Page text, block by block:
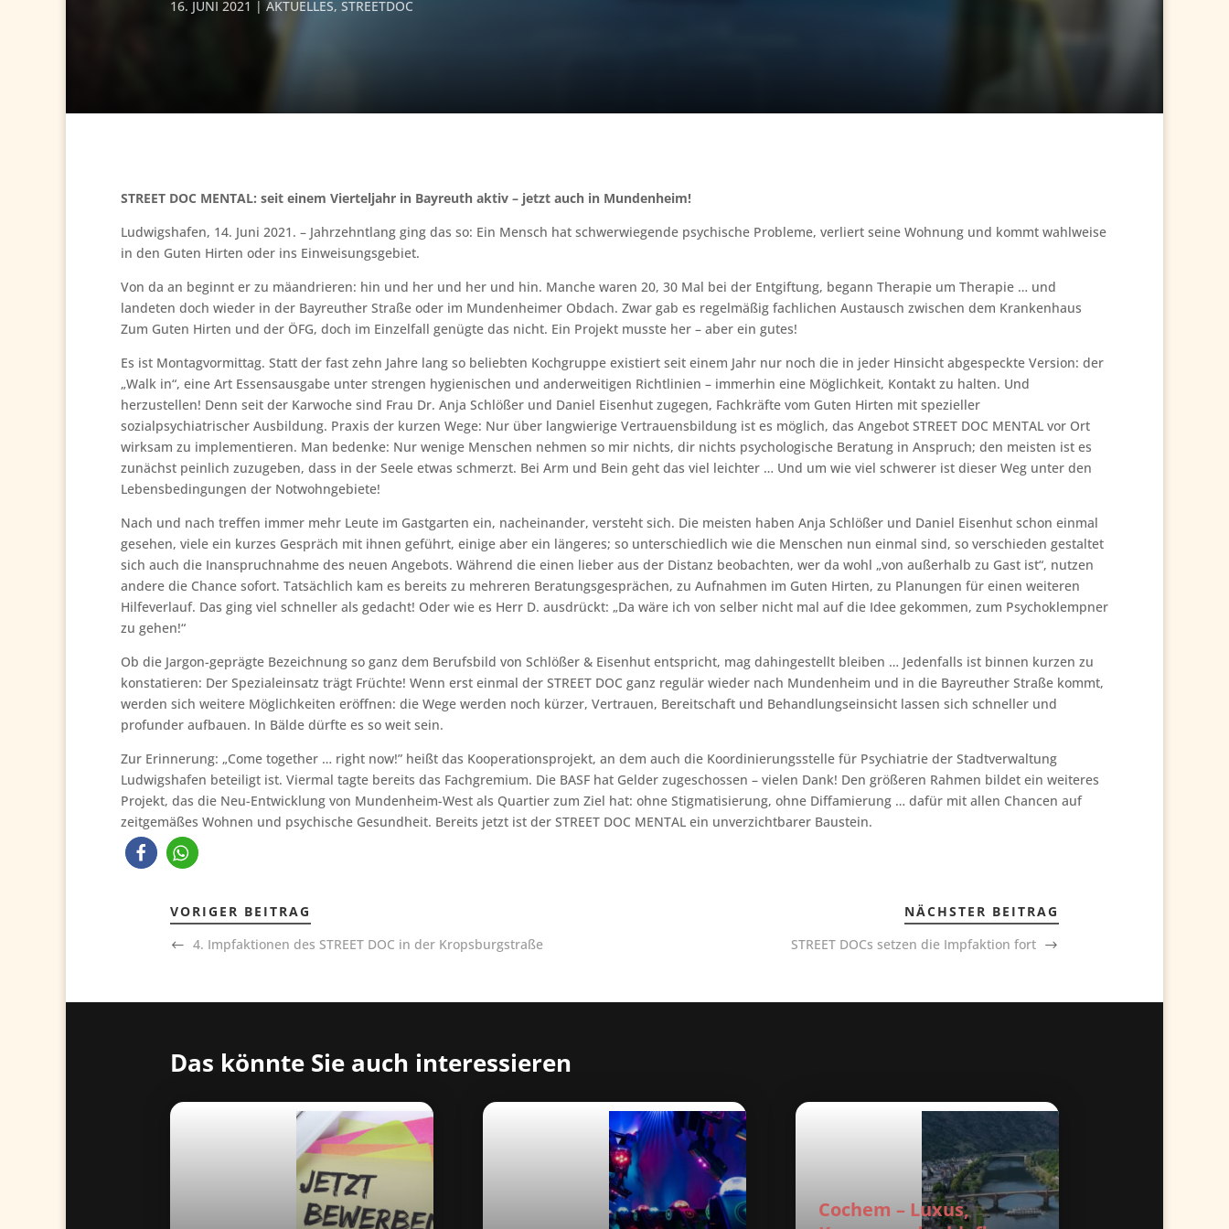
16. JUNI 2021 AKTUELLES, STREETDOC
STREET DOC MENTAL: seit einem Vierteljahr in Bayreuth aktiv – jetzt auch in Mundenheim!
Ludwigshafen, 14. Juni 2021. – Jahrzehntlang ging das so: Ein Mensch hat schwerwiegende psychische Probleme, verliert seine Wohnung und kommt wahlweise
in den Guten Hirten oder ins Einweisungsgebiet.
Von da an beginnt er zu mäandrieren: hin und her und her und hin. Manche waren 20, 30 Mal bei der Entgiftung, begann Therapie um Therapie … und
landeten doch wieder in der Bayreuther Straße oder im Mundenheimer Obdach. Zwar gab es regelmäßig fachlichen Austausch zwischen dem Krankenhaus
Zum Guten Hirten und der ÖFG, doch im Einzelfall genügte das nicht. Ein Projekt musste her – aber ein gutes!
Es ist Montagvormittag. Statt der fast zehn Jahre lang so beliebten Kochgruppe existiert seit einem Jahr nur noch die in jeder Hinsicht abgespeckte Version: der
„Walk in“, eine Art Essensausgabe unter strengen hygienischen und anderweitigen Richtlinien – immerhin eine Möglichkeit, Kontakt zu halten. Und
herzustellen! Denn seit der Karwoche sind Frau Dr. Anja Schlößer und Daniel Eisenhut zugegen, Fachkräfte vom Guten Hirten mit spezieller
sozialpsychiatrischer Ausbildung. Praxis der kurzen Wege: Nur über langwierige Vertrauensbildung ist es möglich, das Angebot STREET DOC MENTAL vor Ort
wirksam zu implementieren. Man bedenke: Nur wenige Menschen nehmen so mir nichts, dir nichts psychologische Beratung in Anspruch; den meisten ist es
zunächst peinlich zuzugeben, dass in der Seele etwas schmerzt. Bei Arm und Bein geht das viel leichter … Und um wie viel schwerer ist dieser Weg unter den
Lebensbedingungen der Notwohngebiete!
Nach und nach treffen immer mehr Leute im Gastgarten ein, nacheinander, versteht sich. Die meisten haben Anja Schlößer und Daniel Eisenhut schon einmal
gesehen, viele ein kurzes Gespräch mit ihnen geführt, einige aber ein längeres; so unterschiedlich wie die Menschen nun einmal sind, so verschieden gestaltet
sich auch die Inanspruchnahme des neuen Angebots. Während die einen lieber aus der Distanz beobachten, wer da wohl „von außerhalb zu Gast ist“, nutzen
andere die Chance sofort. Tatsächlich kam es bereits zu mehreren Beratungsgesprächen, zu Aufnahmen im Guten Hirten, zu Planungen für einen weiteren
Hilfeverlauf. Das ging viel schneller als gedacht! Oder wie es Herr D. ausdrückt: „Da wäre ich von selber nicht mal auf die Idee gekommen, zum Psychoklempner
zu gehen!“
Ob die Jargon-geprägte Bezeichnung so ganz dem Berufsbild von Schlößer & Eisenhut entspricht, mag dahingestellt bleiben … Jedenfalls ist binnen kurzen zu
konstatieren: Der Spezialeinsatz trägt Früchte! Wenn erst einmal der STREET DOC ganz regulär wieder nach Mundenheim und in die Bayreuther Straße kommt,
werden sich weitere Möglichkeiten eröffnen: die Wege werden noch kürzer, Vertrauen, Bereitschaft und Behandlungseinsicht lassen sich schneller und
profunder aufbauen. In Bälde dürfte es so weit sein.
Zur Erinnerung: „Come together … right now!” heißt das Kooperationsprojekt, an dem auch die Koordinierungsstelle für Psychiatrie der Stadtverwaltung
Ludwigshafen beteiligt ist. Viermal tagte bereits das Fachgremium. Die BASF hat Gelder zugeschossen – vielen Dank! Den größeren Rahmen bildet ein weiteres
Projekt, das die Neu-Entwicklung von Mundenheim-West als Quartier zum Ziel hat: ohne Stigmatisierung, ohne Diffamierung … dafür mit allen Chancen auf
zeitgemäßes Wohnen und psychische Gesundheit. Bereits jetzt ist der STREET DOC MENTAL ein unverzichtbarer Baustein.
VORIGER BEITRAG
4. Impfaktionen des STREET DOC in der Kropsburgstraße
NÄCHSTER BEITRAG
STREET DOCs setzen die Impfaktion fort
Das könnte Sie auch interessieren
Cochem – Luxus,